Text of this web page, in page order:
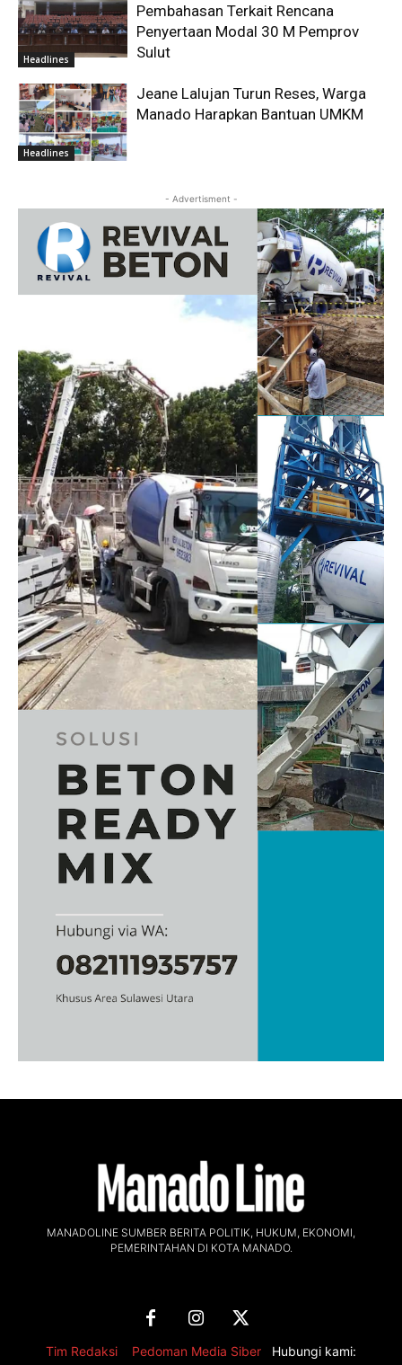
Headlines
Pembahasan Terkait Rencana
Penyertaan Modal 30 M Pemprov
Sulut
Headlines
Jeane Lalujan Turun Reses, Warga
Manado Harapkan Bantuan UMKM
- Advertisment -
MANADOLINE SUMBER BERITA POLITIK, HUKUM, EKONOMI,
PEMERINTAHAN DI KOTA MANADO.
Tim Redaksi Pedoman Media Siber
Hubungi kami: